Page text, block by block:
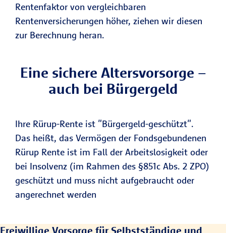
Rentenfaktor von vergleichbaren
Rentenversicherungen höher, ziehen wir diesen
zur Berechnung heran.
Eine sichere Altersvorsorge –
auch bei Bürgergeld
Ihre Rürup-Rente ist "Bürgergeld-geschützt".
Das heißt, das Vermögen der Fondsgebundenen
Rürup Rente ist im Fall der Arbeitslosigkeit oder
bei Insolvenz (im Rahmen des §851c Abs. 2 ZPO)
geschützt und muss nicht aufgebraucht oder
angerechnet werden
Freiwillige Vorsorge für Selbstständige und